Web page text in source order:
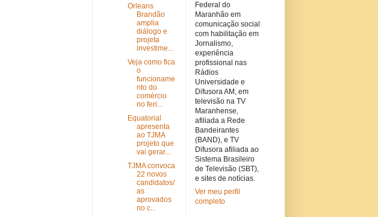
Orleans
Brandão
amplia
diálogo e
projeta
investime...
Veja como fica
o
funcioname
nto do
comércio
no feri...
Equatorial
apresenta
ao TJMA
projeto que
vai gerar...
TJMA convoca
22 novos
candidatos/
as
aprovados
no c...
Federal do
Maranhão em
comunicação social
com habilitação em
Jornalismo,
experiência
profissional nas
Rádios
Universidade e
Difusora AM, em
televisão na TV
Maranhense,
afiliada a Rede
Bandeirantes
(BAND), e TV
Difusora afiliada ao
Sistema Brasileiro
de Televisão (SBT),
e sites de notícias.
Ver meu perfil
completo